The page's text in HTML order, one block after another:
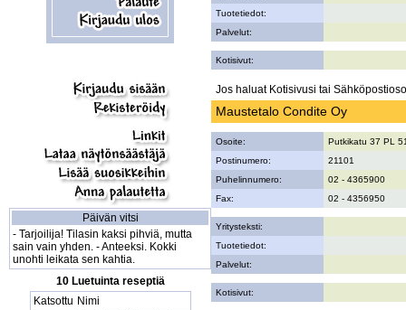
Päivän vitsi
- Tarjoilija! Tilasin kaksi pihviä, mutta
sain vain yhden. - Anteeksi. Kokki
unohti leikata sen kahtia.
10 Luetuinta reseptiä
Katsottu Nimi
Tuotetiedot:
Palvelut:
Kotisivut:
Jos haluat Kotisivusi tai
Maustetalo Condite Oy
Osoite:
Putkikatu 37 PL
Postinumero:
21101
Puhelinnumero:
02 - 4365900
Fax:
02 - 4356950
Yritysteksti:
Tuotetiedot:
Palvelut:
Kotisivut: